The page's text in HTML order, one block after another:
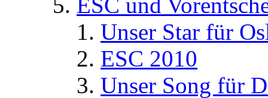
Unser Star für
ESC 2010
Unser Song für